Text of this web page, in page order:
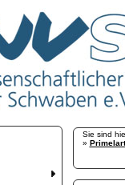
Sie sind
»